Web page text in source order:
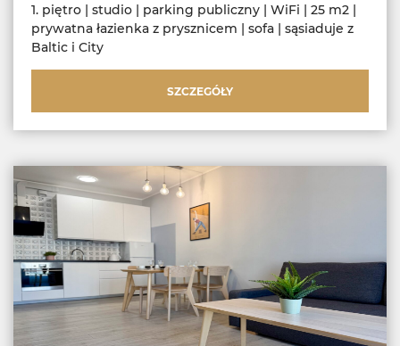
1. piętro | studio | parking publiczny | WiFi | 25 m2 |
prywatna łazienka z prysznicem | sofa | sąsiaduje z
Baltic i City
SZCZEGÓŁY